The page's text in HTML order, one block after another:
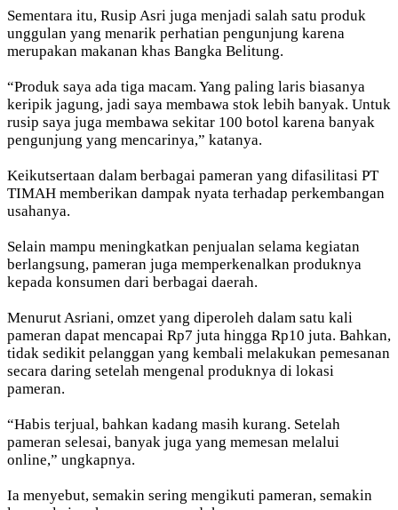
Sementara itu, Rusip Asri juga menjadi salah satu produk
unggulan yang menarik perhatian pengunjung karena
merupakan makanan khas Bangka Belitung.
“Produk saya ada tiga macam. Yang paling laris biasanya
keripik jagung, jadi saya membawa stok lebih banyak. Untuk
rusip saya juga membawa sekitar 100 botol karena banyak
pengunjung yang mencarinya,” katanya.
Keikutsertaan dalam berbagai pameran yang difasilitasi PT
TIMAH memberikan dampak nyata terhadap perkembangan
usahanya.
Selain mampu meningkatkan penjualan selama kegiatan
berlangsung, pameran juga memperkenalkan produknya
kepada konsumen dari berbagai daerah.
Menurut Asriani, omzet yang diperoleh dalam satu kali
pameran dapat mencapai Rp7 juta hingga Rp10 juta. Bahkan,
tidak sedikit pelanggan yang kembali melakukan pemesanan
secara daring setelah mengenal produknya di lokasi
pameran.
“Habis terjual, bahkan kadang masih kurang. Setelah
pameran selesai, banyak juga yang memesan melalui
online,” ungkapnya.
Ia menyebut, semakin sering mengikuti pameran, semakin